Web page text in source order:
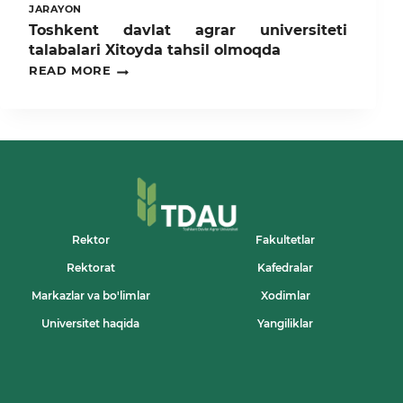
JARAYON
Toshkent davlat agrar universiteti
talabalari Xitoyda tahsil olmoqda
READ MORE
TOSHKENT
Rektor Fakultetlar
Rektorat Kafedralar
Markazlar va bo'limlar Xodimlar
Universitet haqida Yangiliklar